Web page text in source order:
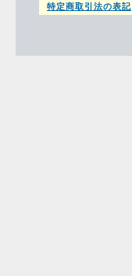
特定商取引法の表記